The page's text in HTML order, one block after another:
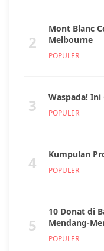
2
Mont Blanc
Melbourne
POPULER
3 Waspada! Ini
POPULER
4 Kumpulan
POPULER
5
10 Donat di
Mendang-
POPULER